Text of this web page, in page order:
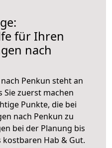
für Ihren
nach
Penkun steht an
Sie zuerst machen
Punkte, die bei
nach Penkun zu
bei der Planung bis
Hab & Gut.